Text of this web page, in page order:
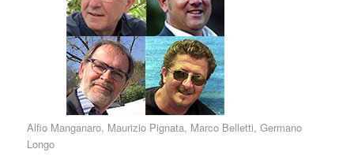
Alfio Manganaro, Maurizio Pignata, Marco Belletti, Germano
Longo